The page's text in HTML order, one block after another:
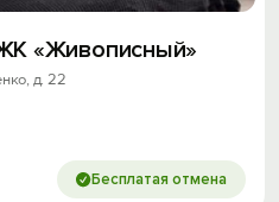
«Живописный»
д. 22
Бесплатая отмена